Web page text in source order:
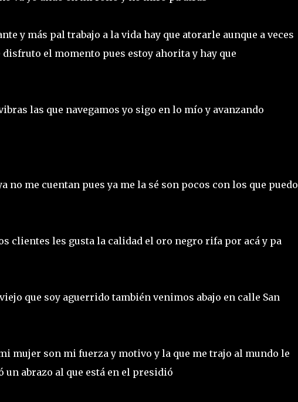
y más pal trabajo a la vida hay que atorarle aunque a veces
el momento pues estoy ahorita y hay que
las que navegamos yo sigo en lo mío y avanzando
no me cuentan pues ya me la sé son pocos con los que puedo
clientes les gusta la calidad el oro negro rifa por acá y pa
que soy aguerrido también venimos abajo en calle San
mujer son mi fuerza y motivo y la que me trajo al mundo le
un abrazo al que está en el presidió